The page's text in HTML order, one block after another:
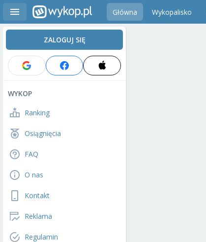
Główna Wykopalisko
ZALOGUJ SIĘ
WYKOP
Ranking
Osiągnięcia
FAQ
O nas
Kontakt
Reklama
Regulamin